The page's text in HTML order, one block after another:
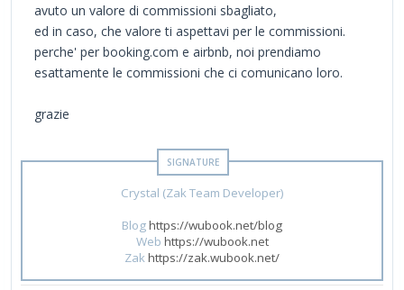
avuto un valore di commissioni sbagliato,
ed in caso, che valore ti aspettavi per le commissioni.
perche' per booking.com e airbnb, noi prendiamo
esattamente le commissioni che ci comunicano loro.
grazie
Crystal (Zak Team Developer)
Bloghttps://wubook.net/blog
Web https://wubook.net
Zakhttps://zak.wubook.net/